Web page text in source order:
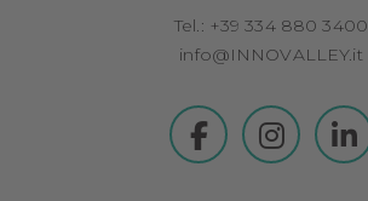
Tel.: +39 334 880 3400
info@INNOVALLEY.it